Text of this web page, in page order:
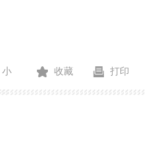
小 收藏 打印